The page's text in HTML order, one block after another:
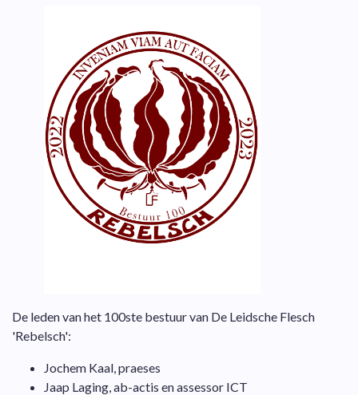
De leden van het 100ste bestuur van De Leidsche Flesch
'Rebelsch':
Jochem Kaal, praeses
Jaap Laging, ab-actis en assessor ICT